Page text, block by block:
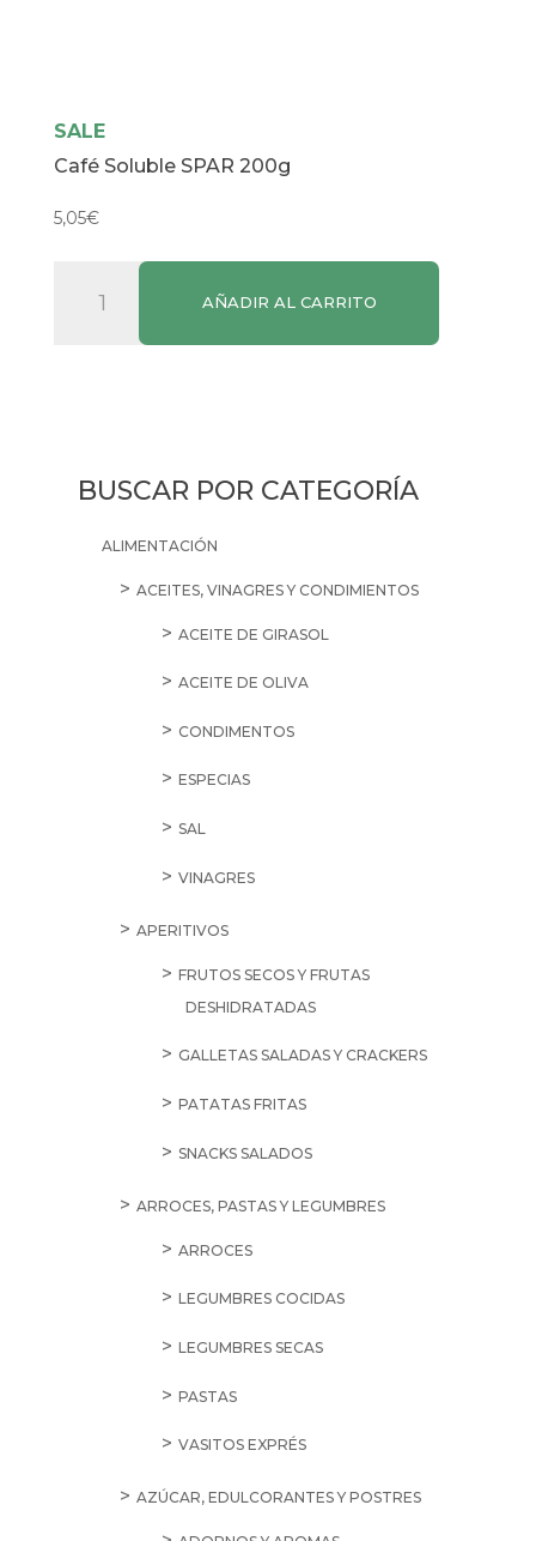
SALE
Café Soluble SPAR 200g
5,05€
Soluble
AÑADIR AL CARRITO
BUSCAR POR CATEGORÍA
ALIMENTACIÓN
ACEITES, VINAGRES Y CONDIMIENTOS
ACEITE DE GIRASOL
ACEITE DE OLIVA
CONDIMENTOS
ESPECIAS
SAL
VINAGRES
APERITIVOS
FRUTOS SECOS Y FRUTAS
DESHIDRATADAS
GALLETAS SALADAS Y CRACKERS
PATATAS FRITAS
SNACKS SALADOS
ARROCES, PASTAS Y LEGUMBRES
ARROCES
LEGUMBRES COCIDAS
LEGUMBRES SECAS
PASTAS
VASITOS EXPRÉS
AZÚCAR, EDULCORANTES Y POSTRES